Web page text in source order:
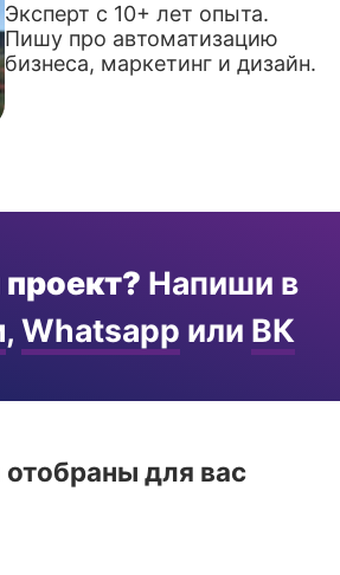
Эксперт с 10+ лет опыта.
Пишу про автоматизацию
бизнеса, маркетинг и дизайн.
Напиши в
, Whatsapp или ВК
для вас